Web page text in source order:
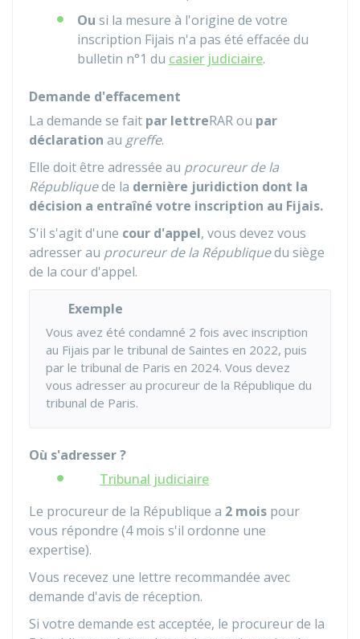
Ou si la mesure à l'origine de votre
inscription Fijais n'a pas été effacée du
bulletin n°1 du casier judiciaire.
Demande d'effacement
La demande se fait par lettreRARou par
déclaration au greffe.
Elle doit être adressée au procureur de la
Républiquede la dernière juridiction dont la
décision a entraîné votre inscription au Fijais.
S'il s'agit d'une cour d'appel, vous devez vous
adresser au procureur de la Républiquedu siège
de la cour d'appel.
Exemple
Vous avez été condamné 2 fois avec inscription
au Fijais par le tribunal de Saintes en 2022, puis
par le tribunal de Paris en 2024. Vous devez
vous adresser au procureur de la République du
tribunal de Paris.
Où s'adresser ?
Tribunal judiciaire
Le procureur de la République a 2 mois pour
vous répondre (4 mois s'il ordonne une
expertise).
Vous recevez une lettre recommandée avec
demande d'avis de réception.
Si votre demande est acceptée, le procureur de la